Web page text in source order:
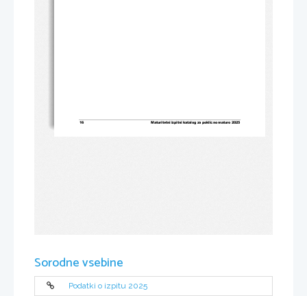
16 Maturitetni izpitni katalog za poklicno maturo 2025
Sorodne vsebine
Podatki o izpitu 2025